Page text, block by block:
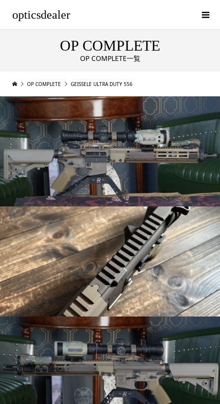
opticsdealer
OP COMPLETE
OP COMPLETE一覧
OP COMPLETE GEISSELE ULTRA DUTY 556